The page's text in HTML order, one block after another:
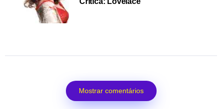
Mostrar comentários